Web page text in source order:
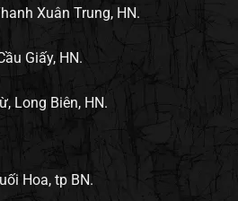
Xuân Trung, HN.
Giấy, HN.
Long Biên, HN.
Hoa, tp BN.